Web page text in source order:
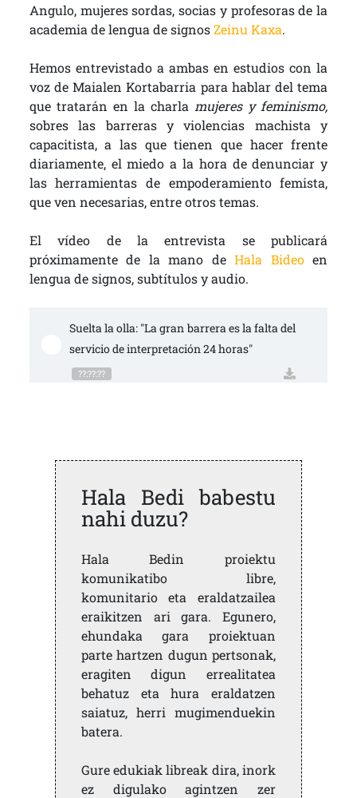
Angulo, mujeres sordas, socias y profesoras de la
academia de lengua de signosZeinu Kaxa.
Hemos entrevistado a ambas en estudios con la
voz de Maialen Kortabarria para hablar del tema
que tratarán en la charla mujeres y feminismo,
sobres las barreras y violencias machista y
capacitista, a las que tienen que hacer frente
diariamente, el miedo a la hora de denunciar y
las herramientas de empoderamiento femista,
que ven necesarias, entre otros temas.
El vídeo de la entrevista se publicará
próximamente de la mano deHala Bideoen
lengua de signos, subtítulos y audio.
Suelta la olla: "La gran barrera es la falta del
servicio de interpretación 24 horas"
??:??:??
Hala Bedi babestu
nahi duzu?
Hala Bedin proiektu
komunikatibo libre,
komunitario eta eraldatzailea
eraikitzen ari gara. Egunero,
ehundaka gara proiektuan
parte hartzen dugun pertsonak,
eragiten digun errealitatea
behatuz eta hura eraldatzen
saiatuz, herri mugimenduekin
batera.
Gure edukiak libreak dira, inork
ez digulako agintzen zer